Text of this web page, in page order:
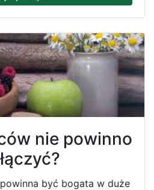
nie powinno
być bogata w duże